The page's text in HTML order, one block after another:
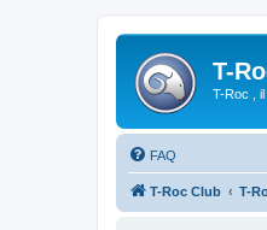
T-
T-Roc ,
FAQ
T-Roc Club T-